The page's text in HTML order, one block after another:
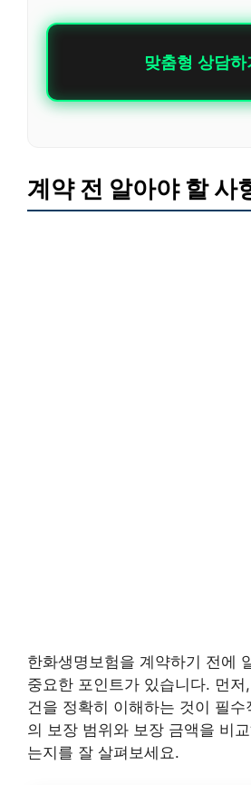
맞춤형 상담하
계약 전 알아야 할 사
한화생명보험을 계약하기 전에
중요한 포인트가 있습니다. 먼
건을 정확히 이해하는 것이 필수
의 보장 범위와 보장 금액을 비
는지를 잘 살펴보세요.